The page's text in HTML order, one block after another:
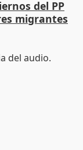
del PP
migrantes